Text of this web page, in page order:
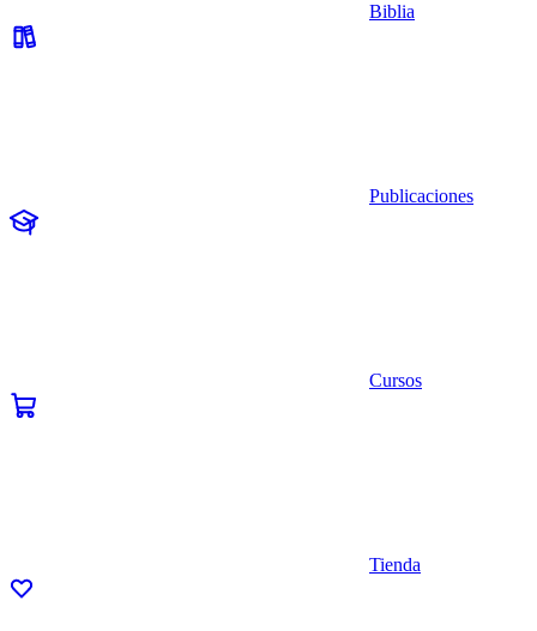
Biblia
Publicaciones
Cursos
Tienda